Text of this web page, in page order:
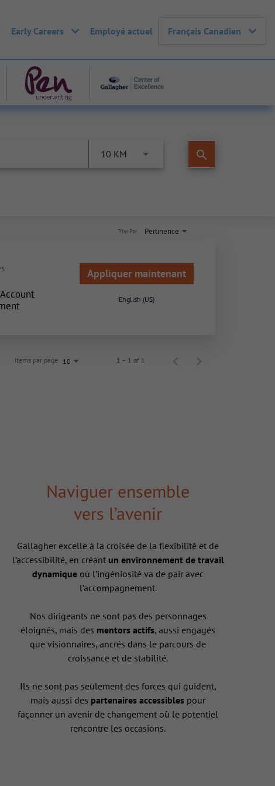
Early Careers Employé actuel Français Canadien
10 KM search
Pertinence
Trier Par
Appliquer maintenant
English (US)
Items par page 10 1 – 1 of 1
Naviguer ensemble
vers l’avenir
Gallagher excelle à la croisée de la flexibilité et de
l’accessibilité, en créant un environnement de travail
dynamique où l’ingéniosité va de pair avec
l’accompagnement.
Nos dirigeants ne sont pas des personnages
éloignés, mais des mentors actifs, aussi engagés
que visionnaires, ancrés dans le parcours de
croissance et de stabilité.
Ils ne sont pas seulement des forces qui guident,
mais aussi des partenaires accessibles pour
façonner un avenir de changement où le potentiel
rencontre les occasions.